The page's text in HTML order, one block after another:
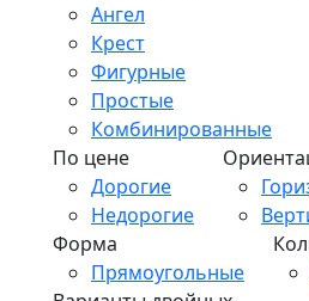
Ангел
Крест
Фигурные
Простые
Комбинированные
По цене
Дорогие
Недорогие
Форма
Прямоугольные